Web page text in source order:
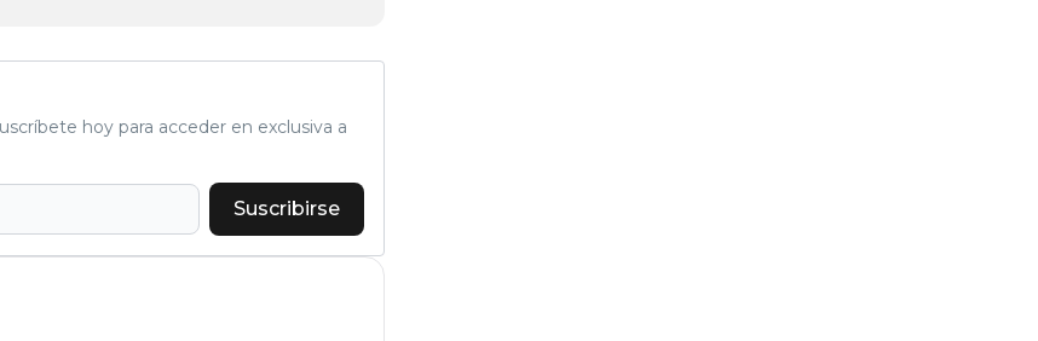
hoy para acceder en exclusiva a
Suscribirse